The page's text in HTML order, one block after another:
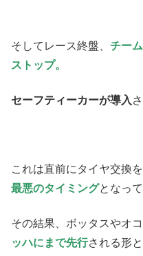
そしてレース終盤、 チー
ストップ。
セーフティーカーが導入
これは直前にタイヤ交換
最悪のタイミングとなっ
その結果、ボッタスやオコ
ッハにまで先行される形